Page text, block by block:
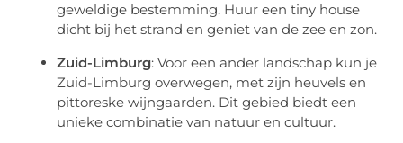
geweldige bestemming. Huur een tiny house
dicht bij het strand en geniet van de zee en zon.
Zuid-Limburg: Voor een ander landschap kun je
Zuid-Limburg overwegen, met zijn heuvels en
pittoreske wijngaarden. Dit gebied biedt een
unieke combinatie van natuur en cultuur.